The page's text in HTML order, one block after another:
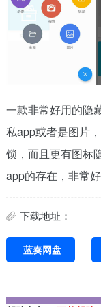
一款非常好用的隐
私app或者是图片
锁，而且更有图标
app的存在，非常
下载地址：
蓝奏网盘